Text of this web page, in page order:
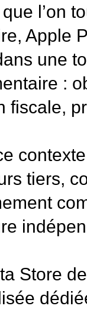
l’on
Apple
une
:
fiscale,
tiers,
Store